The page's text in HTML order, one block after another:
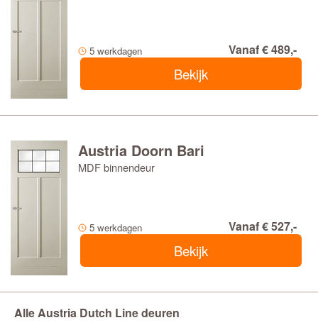
5 werkdagen Vanaf € 489,-
Bekijk
Austria Doorn Bari
MDF binnendeur
5 werkdagen Vanaf € 527,-
Bekijk
Alle Austria Dutch Line deuren